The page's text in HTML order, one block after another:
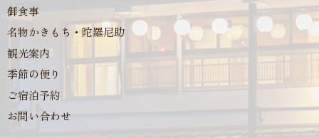
御食事
名物かきもち・陀羅尼助
観光案内
季節の便り
ご宿泊予約
お問い合わせ